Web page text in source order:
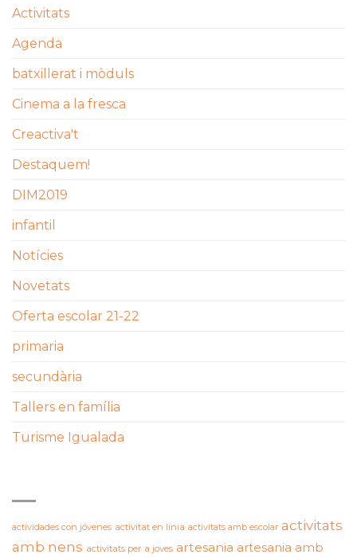
Activitats
Agenda
batxillerat i mòduls
Cinema a la fresca
Creactiva't
Destaquem!
DIM2019
infantil
Notícies
Novetats
Oferta escolar 21-22
primaria
secundària
Tallers en família
Turisme Igualada
actividades con jóvenes activitat en línia activitats amb escolar activitats
amb nens activitats per a joves artesania artesania amb